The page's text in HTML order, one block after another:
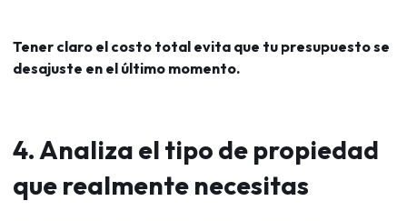
Tener claro el costo total evita que tu presupuesto se
desajuste en el último momento.
4. Analiza el tipo de propiedad
que realmente necesitas